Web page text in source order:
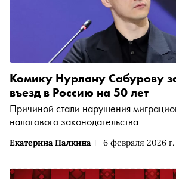
Екатерина Палкина 6 февраля 2026 г.
Комику Нурлану Сабурову
въезд в Россию на 50 лет
Причиной стали нарушения
налогового законодательства